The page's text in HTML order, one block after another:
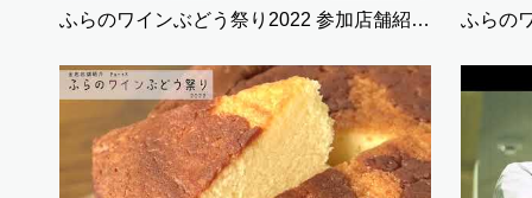
ふらのワインぶどう祭り2022 参加店舗紹介①